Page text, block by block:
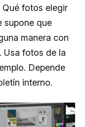
Qué fotos elegir
supone que
manera con
Usa fotos de la
Depende
interno.